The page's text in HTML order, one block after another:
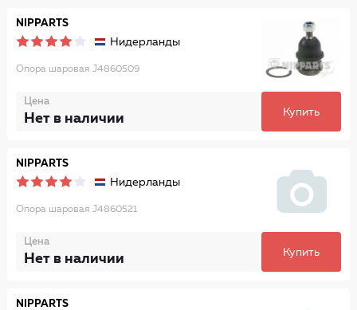
NIPPARTS
Нидерланды
Опора шаровая J4860509
Цена
Нет в наличии Купить
NIPPARTS
Нидерланды
Опора шаровая J4860521
Цена
Нет в наличии Купить
NIPPARTS